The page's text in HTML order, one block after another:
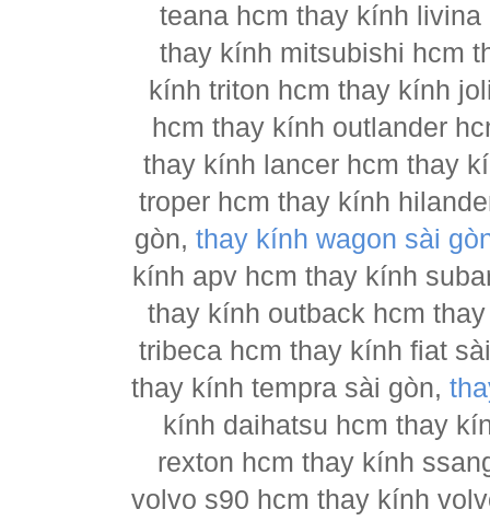
teana hcm thay kính
thay kính mitsubishi hcm
kính triton hcm thay kính
hcm thay kính outlander
thay kính lancer hcm thay
troper hcm thay kính
gòn, thay kính wagon sài
kính apv hcm thay kính
thay kính outback hcm
tribeca hcm thay kính fiat
thay kính tempra sài gòn,
kính daihatsu hcm thay
rexton hcm thay kính
volvo s90 hcm thay kính